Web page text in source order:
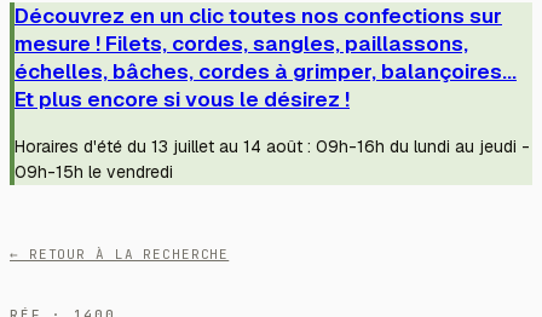
Découvrez en un clic toutes nos confections sur
mesure ! Filets, cordes, sangles, paillassons,
échelles, bâches, cordes à grimper, balançoires...
Et plus encore si vous le désirez !
Horaires d'été du 13 juillet au 14 août : 09h-16h du lundi au jeudi -
09h-15h le vendredi
← RETOUR À LA RECHERCHE